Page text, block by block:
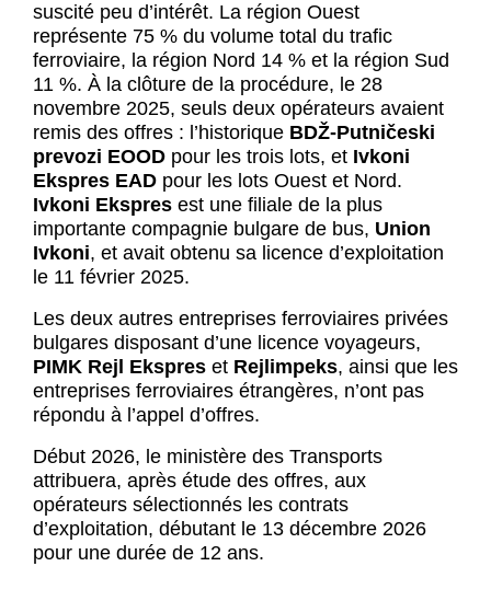
suscité peu d’intérêt. La région Ouest
représente 75 % du volume total du trafic
ferroviaire, la région Nord 14 % et la région Sud
11 %. À la clôture de la procédure, le 28
novembre 2025, seuls deux opérateurs avaient
remis des offres : l’historique BDŽ-Putničeski
prevozi EOOD pour les trois lots, et Ivkoni
Ekspres EAD pour les lots Ouest et Nord.
Ivkoni Ekspres est une filiale de la plus
importante compagnie bulgare de bus, Union
Ivkoni, et avait obtenu sa licence d’exploitation
le 11 février 2025.
Les deux autres entreprises ferroviaires privées
bulgares disposant d’une licence voyageurs,
PIMK Rejl Ekspres et Rejlimpeks, ainsi que les
entreprises ferroviaires étrangères, n’ont pas
répondu à l’appel d’offres.
Début 2026, le ministère des Transports
attribuera, après étude des offres, aux
opérateurs sélectionnés les contrats
d’exploitation, débutant le 13 décembre 2026
pour une durée de 12 ans.